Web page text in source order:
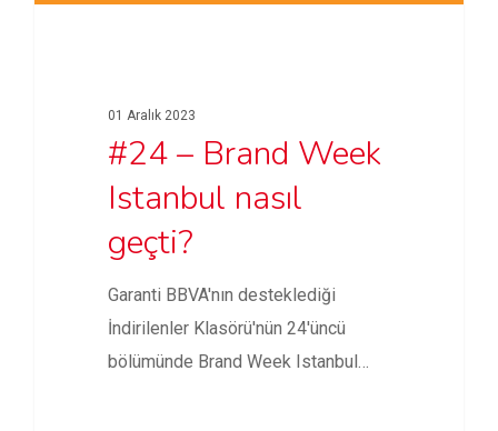
01 Aralık 2023
#24 – Brand Week
Istanbul nasıl
geçti?
Garanti BBVA'nın desteklediği
İndirilenler Klasörü'nün 24'üncü
bölümünde Brand Week Istanbul